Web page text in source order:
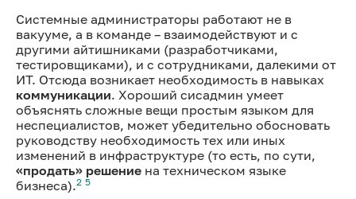
Системные администраторы работают не в
вакууме, а в команде – взаимодействуют и с
другими айтишниками (разработчиками,
тестировщиками), и с сотрудниками, далекими от
ИТ. Отсюда возникает необходимость в навыках
коммуникации. Хороший сисадмин умеет
объяснять сложные вещи простым языком для
неспециалистов, может убедительно обосновать
руководству необходимость тех или иных
изменений в инфраструктуре (то есть, по сути,
«продать» решение на техническом языке
бизнеса).2 5